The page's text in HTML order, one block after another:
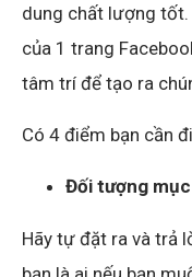
dung chất lượng
của 1 trang
tâm trí để tạo ra
Có 4 điểm bạn cần
Đối tượng
Hãy tự đặt ra và trả